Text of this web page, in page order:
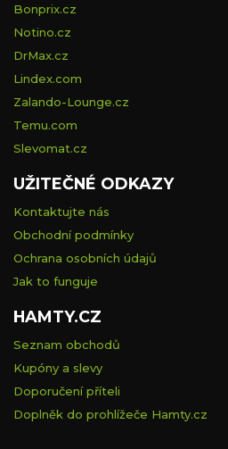
Bonprix.cz
Notino.cz
DrMax.cz
Lindex.com
Zalando-Lounge.cz
Temu.com
Slevomat.cz
UŽITEČNÉ ODKAZY
Kontaktujte nás
Obchodní podmínky
Ochrana osobních údajů
Jak to funguje
HAMTY.CZ
Seznam obchodů
Kupóny a slevy
Doporučení příteli
Doplněk do prohlížeče Hamty.cz